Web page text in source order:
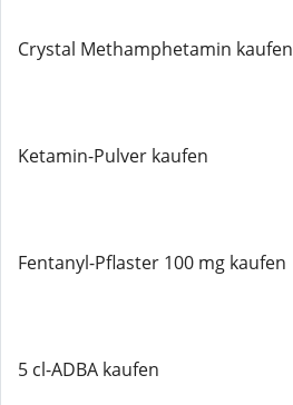
Crystal Methamphetamin kaufen
Ketamin-Pulver kaufen
Fentanyl-Pflaster 100 mg kaufen
5 cl-ADBA kaufen